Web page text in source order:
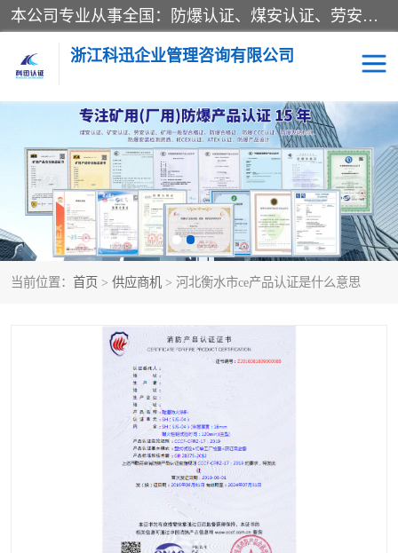
本公司专业从事全国：防爆认证、煤安认证、劳安认证、体系认证、产品认证、ATEX认证、IECEX认证、消防产品认证、生产认可证、验厂指导、认证技术支持、企业管理策划等一站式咨询服务。 用我们的智慧、经验、真诚与勤恳，分享成长的喜悦！ 全国24小时咨询热线：* 认证咨询：张老师（全国*）
浙江科迅企业管理咨询有限公司
当前位置： 首页 > 供应商机 > 河北衡水市ce产品认证是什么意思
煤安认证 防爆CCC认证
防爆合格证 矿安认证
劳安认证